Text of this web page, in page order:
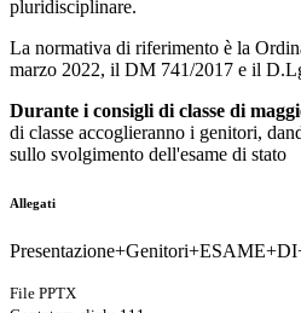
pluridisciplinare.
La normativa di riferimento è la
marzo 2022, il DM 741/2017 e il
Durante i consigli di classe di
di classe accoglieranno i genitori,
sullo svolgimento dell'esame di stato
Allegati
File PPTX